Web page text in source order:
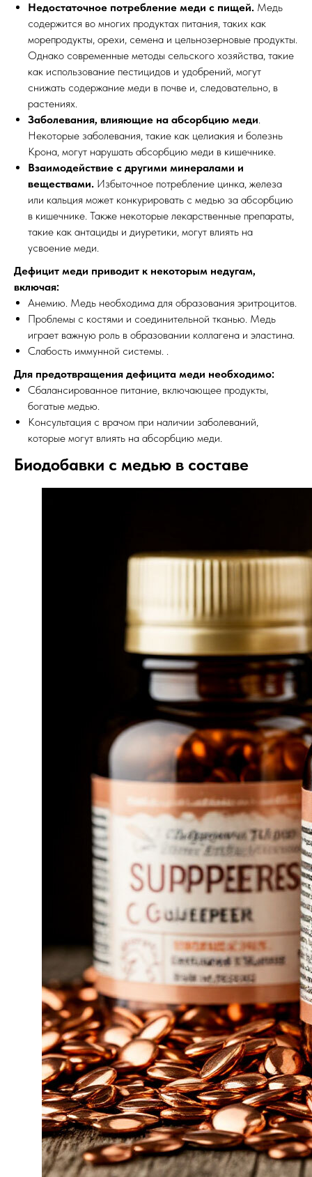
Недостаточное потребление меди с пищей. Медь
содержится во многих продуктах питания, таких как
морепродукты, орехи, семена и цельнозерновые продукты.
Однако современные методы сельского хозяйства, такие
как использование пестицидов и удобрений, могут
снижать содержание меди в почве и, следовательно, в
растениях.
Заболевания, влияющие на абсорбцию меди.
Некоторые заболевания, такие как целиакия и болезнь
Крона, могут нарушать абсорбцию меди в кишечнике.
Взаимодействие с другими минералами и
веществами. Избыточное потребление цинка, железа
или кальция может конкурировать с медью за абсорбцию
в кишечнике. Также некоторые лекарственные препараты,
такие как антациды и диуретики, могут влиять на
усвоение меди.
Дефицит меди приводит к некоторым недугам,
включая:
Анемию. Медь необходима для образования эритроцитов.
Проблемы с костями и соединительной тканью. Медь
играет важную роль в образовании коллагена и эластина.
Слабость иммунной системы. .
Для предотвращения дефицита меди необходимо:
Сбалансированное питание, включающее продукты,
богатые медью.
Консультация с врачом при наличии заболеваний,
которые могут влиять на абсорбцию меди.
Биодобавки с медью в составе